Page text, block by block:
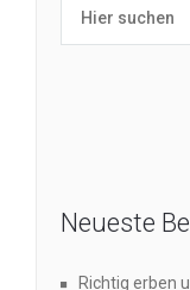
Neueste
Richtig erben